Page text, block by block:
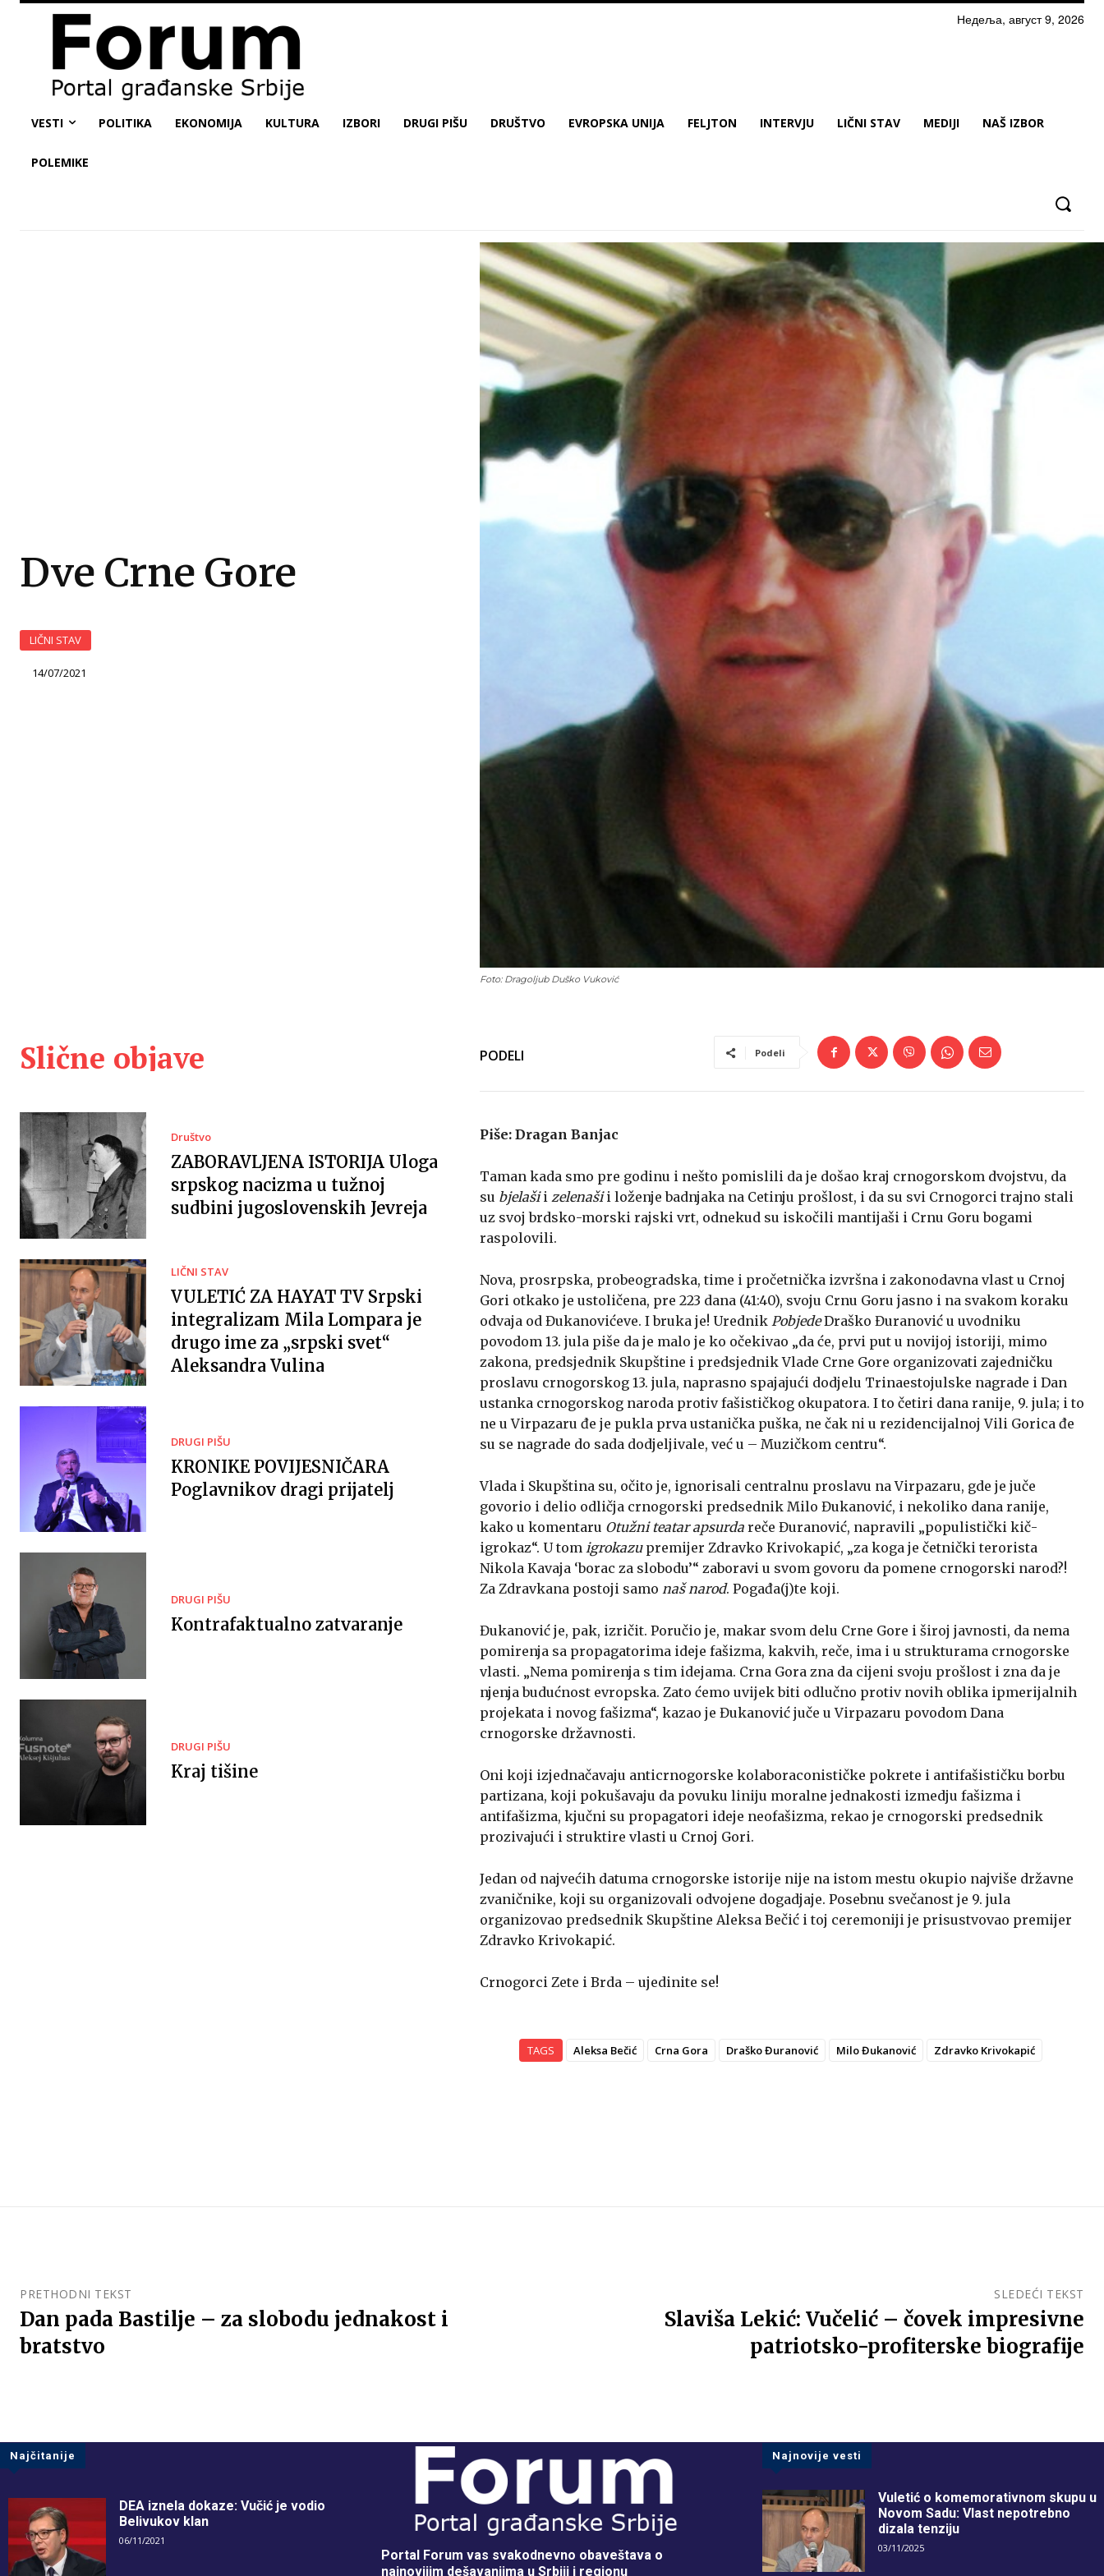
Недеља, август 9, 2026
VESTI POLITIKA EKONOMIJA KULTURA IZBORI DRUGI PIŠU DRUŠTVO EVROPSKA UNIJA FELJTON INTERVJU LIČNI STAV MEDIJI NAŠ IZBOR
POLEMIKE
Dve Crne Gore
LIČNI STAV
14/07/2021
Foto: Dragoljub Duško Vuković
Slične objave
Društvo
ZABORAVLJENA ISTORIJA Uloga
srpskog nacizma u tužnoj
sudbini jugoslovenskih Jevreja
LIČNI STAV
VULETIĆ ZA HAYAT TV Srpski
integralizam Mila Lompara je
drugo ime za „srpski svet“
Aleksandra Vulina
DRUGI PIŠU
KRONIKE POVIJESNIČARA
Poglavnikov dragi prijatelj
DRUGI PIŠU
Kontrafaktualno zatvaranje
DRUGI PIŠU
Kraj tišine
PODELI Podeli
Piše: Dragan Banjac
Taman kada smo pre godinu i nešto pomislili da je došao kraj crnogorskom dvojstvu, da
su bjelašii zelenašii loženje badnjaka na Cetinju prošlost, i da su svi Crnogorci trajno stali
uz svoj brdsko-morski rajski vrt, odnekud su iskočili mantijaši i Crnu Goru bogami
raspolovili.
Nova, prosrpska, probeogradska, time i pročetnička izvršna i zakonodavna vlast u Crnoj
Gori otkako je ustoličena, pre 223 dana (41:40), svoju Crnu Goru jasno i na svakom koraku
odvaja od Đukanovićeve. I bruka je! Urednik PobjedeDraško Đuranović u uvodniku
povodom 13. jula piše da je malo je ko očekivao „da će, prvi put u novijoj istoriji, mimo
zakona, predsjednik Skupštine i predsjednik Vlade Crne Gore organizovati zajedničku
proslavu crnogorskog 13. jula, naprasno spajajući dodjelu Trinaestojulske nagrade i Dan
ustanka crnogorskog naroda protiv fašističkog okupatora. I to četiri dana ranije, 9. jula; i to
ne u Virpazaru đe je pukla prva ustanička puška, ne čak ni u rezidencijalnoj Vili Gorica đe
su se nagrade do sada dodjeljivale, već u – Muzičkom centru“.
Vlada i Skupština su, očito je, ignorisali centralnu proslavu na Virpazaru, gde je juče
govorio i delio odličja crnogorski predsednik Milo Đukanović, i nekoliko dana ranije,
kako u komentaru Otužni teatar apsurda reče Đuranović, napravili „populistički kič-
igrokaz“. U tom igrokazu premijer Zdravko Krivokapić, „za koga je četnički terorista
Nikola Kavaja ‘borac za slobodu’“ zaboravi u svom govoru da pomene crnogorski narod?!
Za Zdravkana postoji samo naš narod. Pogađa(j)te koji.
Đukanović je, pak, izričit. Poručio je, makar svom delu Crne Gore i široj javnosti, da nema
pomirenja sa propagatorima ideje fašizma, kakvih, reče, ima i u strukturama crnogorske
vlasti. „Nema pomirenja s tim idejama. Crna Gora zna da cijeni svoju prošlost i zna da je
njenja budućnost evropska. Zato ćemo uvijek biti odlučno protiv novih oblika ipmerijalnih
projekata i novog fašizma“, kazao je Đukanović juče u Virpazaru povodom Dana
crnogorske državnosti.
Oni koji izjednačavaju anticrnogorske kolaboraconističke pokrete i antifašističku borbu
partizana, koji pokušavaju da povuku liniju moralne jednakosti izmedju fašizma i
antifašizma, kjučni su propagatori ideje neofašizma, rekao je crnogorski predsednik
prozivajući i struktire vlasti u Crnoj Gori.
Jedan od najvećih datuma crnogorske istorije nije na istom mestu okupio najviše državne
zvaničnike, koji su organizovali odvojene dogadjaje. Posebnu svečanost je 9. jula
organizovao predsednik Skupštine Aleksa Bečić i toj ceremoniji je prisustvovao premijer
Zdravko Krivokapić.
Crnogorci Zete i Brda – ujedinite se!
TAGS Aleksa Bečić Crna Gora Draško Đuranović Milo Đukanović Zdravko Krivokapić
PRETHODNI TEKST
Dan pada Bastilje – za slobodu jednakost i
bratstvo
SLEDEĆI TEKST
Slaviša Lekić: Vučelić – čovek impresivne
patriotsko-profiterske biografije
Najčitanije
DEA iznela dokaze: Vučić je vodio
Belivukov klan
06/11/2021
Portal Forum vas svakodnevno obaveštava o
najnovijim dešavanjima u Srbiji i regionu
Najnovije vesti
Vuletić o komemorativnom skupu u
Novom Sadu: Vlast nepotrebno
dizala tenziju
03/11/2025